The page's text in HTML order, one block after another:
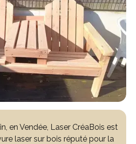
en Vendée, Laser CréaBois est
laser sur bois réputé pour la